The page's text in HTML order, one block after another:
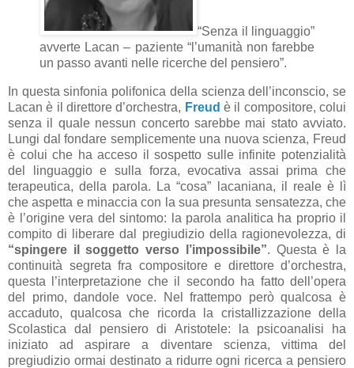
“Senza il linguaggio”
avverte Lacan – paziente “l’umanità non farebbe
un passo avanti nelle ricerche del pensiero”.
In questa sinfonia polifonica della scienza dell’inconscio, se
Lacan è il direttore d’orchestra, Freud è il compositore, colui
senza il quale nessun concerto sarebbe mai stato avviato.
Lungi dal fondare semplicemente una nuova scienza, Freud
è colui che ha acceso il sospetto sulle infinite potenzialità
del linguaggio e sulla forza, evocativa assai prima che
terapeutica, della parola. La “cosa” lacaniana, il reale è lì
che aspetta e minaccia con la sua presunta sensatezza, che
è l’origine vera del sintomo: la parola analitica ha proprio il
compito di liberare dal pregiudizio della ragionevolezza, di
“spingere il soggetto verso l’impossibile”. Questa è la
continuità segreta fra compositore e direttore d’orchestra,
questa l’interpretazione che il secondo ha fatto dell’opera
del primo, dandole voce. Nel frattempo però qualcosa è
accaduto, qualcosa che ricorda la cristallizzazione della
Scolastica dal pensiero di Aristotele: la psicoanalisi ha
iniziato ad aspirare a diventare scienza, vittima del
pregiudizio ormai destinato a ridurre ogni ricerca a pensiero